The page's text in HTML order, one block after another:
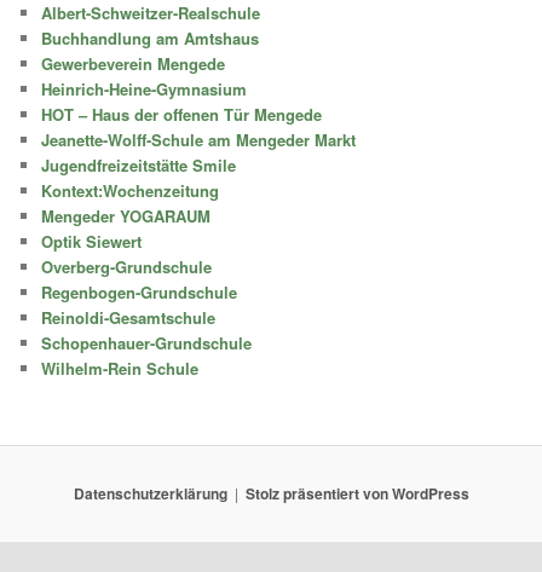
Albert-Schweitzer-Realschule
Buchhandlung am Amtshaus
Gewerbeverein Mengede
Heinrich-Heine-Gymnasium
HOT – Haus der offenen Tür Mengede
Jeanette-Wolff-Schule am Mengeder Markt
Jugendfreizeitstätte Smile
Kontext:Wochenzeitung
Mengeder YOGARAUM
Optik Siewert
Overberg-Grundschule
Regenbogen-Grundschule
Reinoldi-Gesamtschule
Schopenhauer-Grundschule
Wilhelm-Rein Schule
Datenschutzerklärung Stolz präsentiert von WordPress